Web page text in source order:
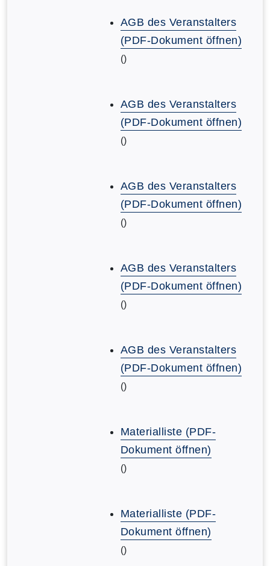
AGB des Veranstalters
(PDF-Dokument öffnen)
()
AGB des Veranstalters
(PDF-Dokument öffnen)
()
AGB des Veranstalters
(PDF-Dokument öffnen)
()
AGB des Veranstalters
(PDF-Dokument öffnen)
()
AGB des Veranstalters
(PDF-Dokument öffnen)
()
Materialliste (PDF-
Dokument öffnen)
()
Materialliste (PDF-
Dokument öffnen)
()